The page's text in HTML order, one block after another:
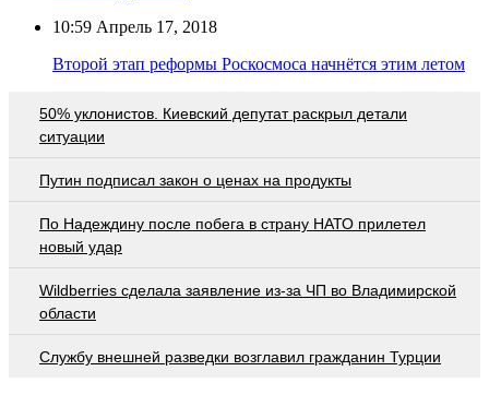
10:59 Апрель 17, 2018
Второй этап реформы Роскосмоса начнётся этим летом
50% уклонистов. Киевский депутат раскрыл детали
ситуации
Путин подписал закон о ценах на продукты
По Надеждину после побега в страну НАТО прилетел
новый удар
Wildberries cделала заявление из-за ЧП во Владимирской
области
Службу внешней разведки возглавил гражданин Турции